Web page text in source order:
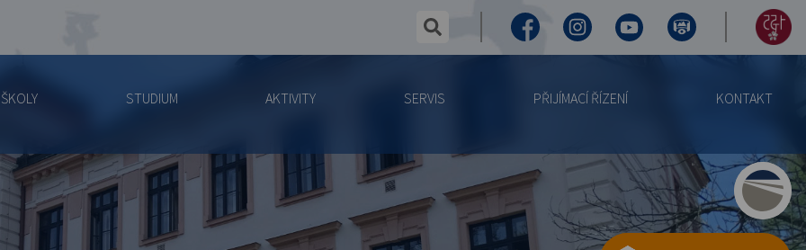
STUDIUM AKTIVITY SERVIS PŘIJÍMACÍ ŘÍZENÍ KONTAKT
hledaný text...
✕
FacebookInstagramYoutubeVirtuální
155
výročí